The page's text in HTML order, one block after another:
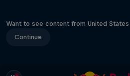
Want to see content from United
Continue